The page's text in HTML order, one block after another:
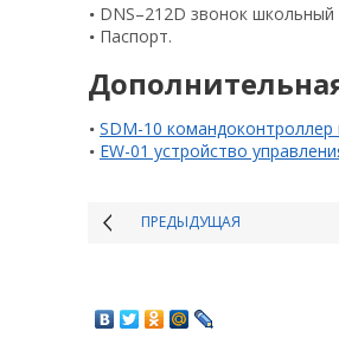
DNS–212D звонок
Паспорт.
SDM-10 командоконтроллер
EW-01 устройство
ПРЕДЫДУЩАЯ